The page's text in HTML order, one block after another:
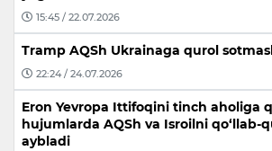
15:45 / 22.07.2026
Tramp AQSh Ukrainaga qurol
22:24 / 24.07.2026
Eron Yevropa Ittifoqini tinch aholiga
hujumlarda AQSh va Isroilni qo‘llab-
aybladi